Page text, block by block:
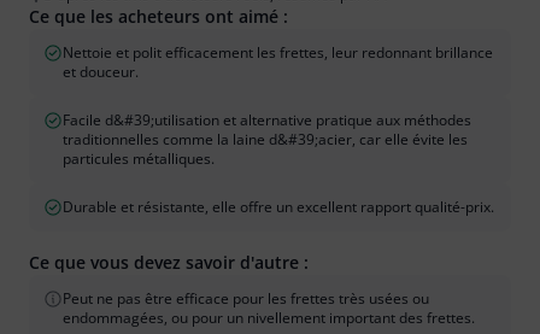
Ce que les acheteurs ont aimé :
Nettoie et polit efficacement les frettes, leur redonnant brillance
et douceur.
Facile d&#39;utilisation et alternative pratique aux méthodes
traditionnelles comme la laine d&#39;acier, car elle évite les
particules métalliques.
Durable et résistante, elle offre un excellent rapport qualité-prix.
Ce que vous devez savoir d'autre :
Peut ne pas être efficace pour les frettes très usées ou
endommagées, ou pour un nivellement important des frettes.